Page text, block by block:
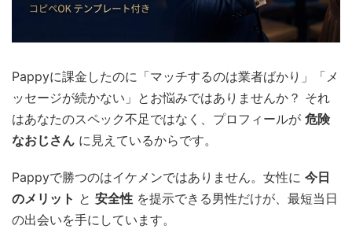
Pappyに課金したのに「マッチするのは業者ばかり」「メ
ッセージが続かない」とお悩みではありませんか？ それ
はあなたのスペック不足ではなく、プロフィールが 危険
なおじさん に見えているからです。
Pappyで勝つのはイケメンではありません。女性に 今日
のメリット と 安全性 を提示できる男性だけが、最短当日
の出会いを手にしています。